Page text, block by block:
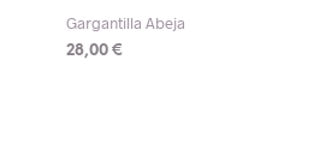
Gargantilla Abeja
28,00 €